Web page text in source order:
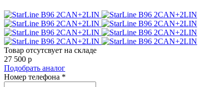
Товар отсутсвует на складе
27 500 p
Подобрать аналог
Номер телефона *